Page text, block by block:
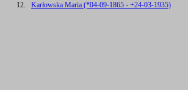
12.
Karłowska Maria (*04-09-1865 - +24-03-1935)